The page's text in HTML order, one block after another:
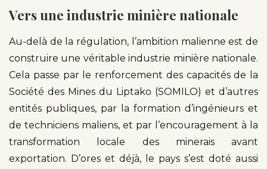
Vers une industrie minière nationale
Au-delà de la régulation, l’ambition malienne est de
construire une véritable industrie minière nationale.
Cela passe par le renforcement des capacités de la
Société des Mines du Liptako (SOMILO) et d’autres
entités publiques, par la formation d’ingénieurs et
de techniciens maliens, et par l’encouragement à la
transformation locale des minerais avant
exportation. D’ores et déjà, le pays s’est doté aussi